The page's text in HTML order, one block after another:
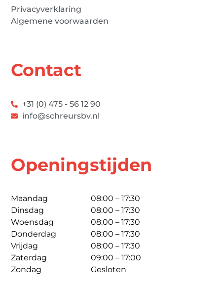
Privacyverklaring
Algemene voorwaarden
Contact
+31 (0) 475 - 56 12 90
info@schreursbv.nl
Openingstijden
Maandag
Dinsdag
Woensdag
Donderdag
Vrijdag
Zaterdag
Zondag
08:00 – 17:30
08:00 – 17:30
08:00 – 17:30
08:00 – 17:30
08:00 – 17:30
09:00 – 17:00
Gesloten